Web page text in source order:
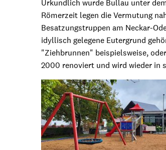
Weiler
Eutergrund
Urkundlich wurde Bullau unter
Römerzeit legen die Vermutung
Besatzungstruppen am Neckar-
idyllisch gelegene Eutergrund
"Ziehbrunnen" beispielsweise,
2000 renoviert und wird wieder in